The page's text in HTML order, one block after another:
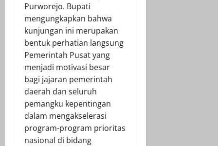
Purworejo. Bupati
mengungkapkan bahwa
kunjungan ini merupakan
bentuk perhatian langsung
Pemerintah Pusat yang
menjadi motivasi besar
bagi jajaran pemerintah
daerah dan seluruh
pemangku kepentingan
dalam mengakselerasi
program-program prioritas
nasional di bidang